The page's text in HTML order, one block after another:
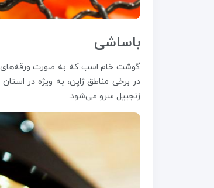
باساشی
گوشت خام اسب که به صورت ورقه‌های
در برخی مناطق ژاپن، به ویژه در
زنجبیل سرو می‌شود.